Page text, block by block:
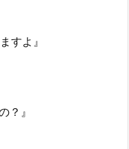
すよ』
？』